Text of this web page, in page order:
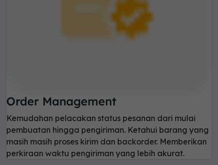
Order Management
Kemudahan pelacakan status pesanan dari mulai
pembuatan hingga pengiriman. Ketahui barang yang
masih masih proses kirim dan backorder. Memberikan
perkiraan waktu pengiriman yang lebih akurat.